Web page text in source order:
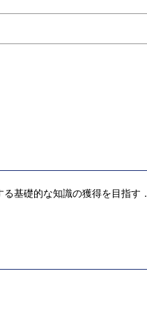
基礎的な知識の獲得を目指す．